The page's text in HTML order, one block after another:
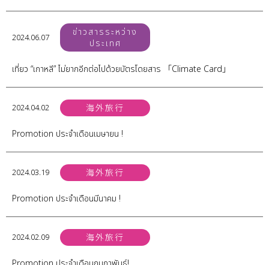
2024.06.07
ข่าวสารระหว่าง
ประเทศ
เที่ยว “เกาหลี” ไม่ยากอีกต่อไปด้วยบัตรโดยสาร 「Climate Card」
2024.04.02 海外旅行
Promotion ประจำเดือนเมษายน !
2024.03.19 海外旅行
Promotion ประจำเดือนมีนาคม !
2024.02.09 海外旅行